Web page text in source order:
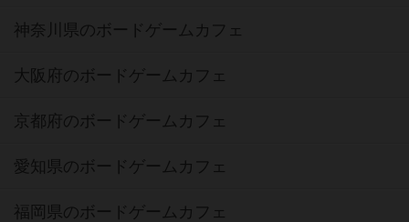
神奈川県のボードゲームカフェ
大阪府のボードゲームカフェ
京都府のボードゲームカフェ
愛知県のボードゲームカフェ
福岡県のボードゲームカフェ